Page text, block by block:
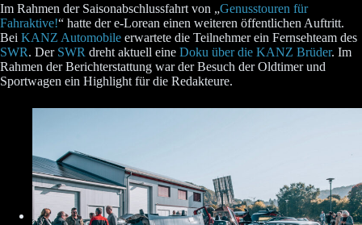
Im Rahmen der Saisonabschlussfahrt von „Genusstouren für
Fahraktive!“ hatte der e-Lorean einen weiteren öffentlichen Auftritt.
Bei KANZ Automobile erwartete die Teilnehmer ein Fernsehteam des
SWR. Der SWR dreht aktuell eine Doku über die KANZ Brüder. Im
Rahmen der Berichterstattung war der Besuch der Oldtimer und
Sportwagen ein Highlight für die Redakteure.